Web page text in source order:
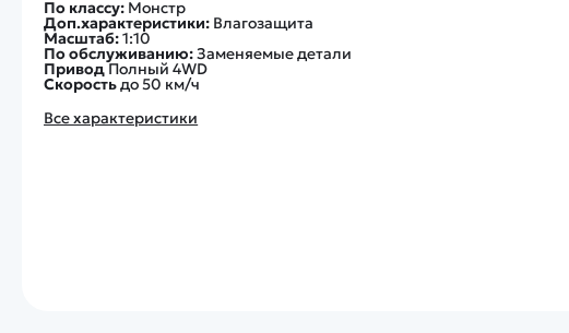
По классу: Монстр
Доп.характеристики: Влагозащита
Масштаб:1:10
По обслуживанию:Заменяемые детали
ПриводПолный 4WD
Скоростьдо 50 км/ч
Все характеристики